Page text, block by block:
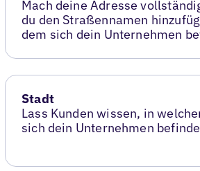
Mach deine Adresse
du den Straßennamen
dem sich dein Unternehmen
Stadt
Lass Kunden wissen, in
sich dein Unternehmen